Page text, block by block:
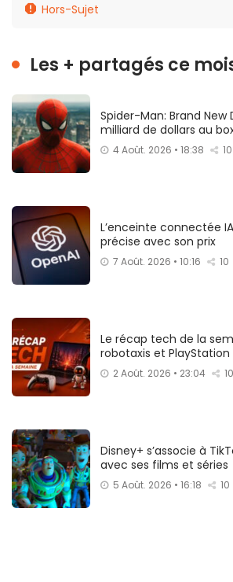
Hors-Sujet
Les + partagés ce
Spider-Man: Brand New
milliard de dollars au
4 Août. 2026 • 18:38 10
L’enceinte connectée
précise avec son prix
7 Août. 2026 • 10:16 10
Le récap tech de la
robotaxis et
2 Août. 2026 • 23:04 10
Disney+ s’associe à
avec ses films et séries
5 Août. 2026 • 16:18 10